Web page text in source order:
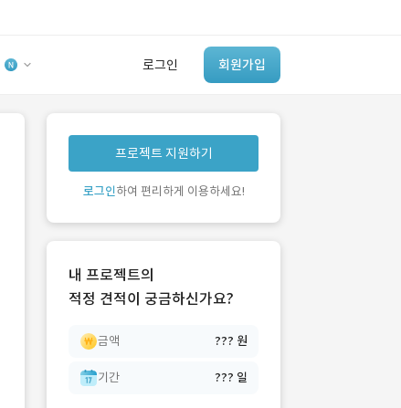
로그인 회원가입
유사사례 검색 AI
‘이런 거’ 만들어본
개발 회사 있어?
프로젝트 지원하기
로그인하여 편리하게 이용하세요!
내 프로젝트의
적정 견적이 궁금하신가요?
금액 ??? 원
기간 ??? 일